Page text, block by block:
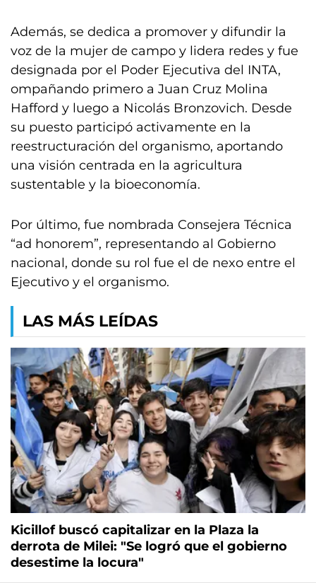
Además, se dedica a promover y difundir la
voz de la mujer de campo y lidera redes y fue
designada por el Poder Ejecutiva del INTA,
ompañando primero a Juan Cruz Molina
Hafford y luego a Nicolás Bronzovich. Desde
su puesto participó activamente en la
reestructuración del organismo, aportando
una visión centrada en la agricultura
sustentable y la bioeconomía.
Por último, fue nombrada Consejera Técnica
“ad honorem”, representando al Gobierno
nacional, donde su rol fue el de nexo entre el
Ejecutivo y el organismo.
LAS MÁS LEÍDAS
Kicillof buscó capitalizar en la Plaza la
derrota de Milei: "Se logró que el gobierno
desestime la locura"